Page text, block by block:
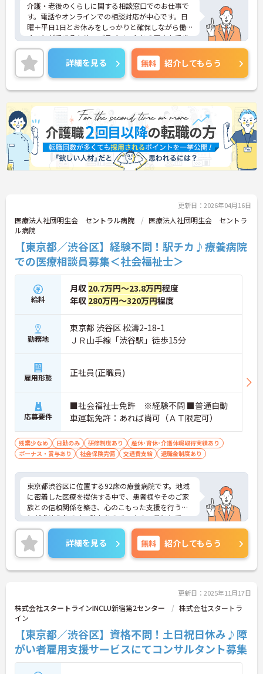
介護・老後のくらしに関する相談窓口でのお仕事で
す。電話やオンラインでの相談対応が中心です。日
曜＋平日1日とお休みをしっかりと確保しながら働
くことができるため、プライベートとの両立もでき
る環境です。福利厚生も充実しており、カフェテリ
アプランや誕生日ギフト、各種特別休暇（ボランテ
ィア休暇、リボンズ休暇など）が用意されていま
す。
これまでのご経験を活かしながら新たにコンシェル
ジュとしてお仕事しませんか？ご興味のある方に
は、面接対策ポイントなど、さらに詳細をお話しし
ますのでお気軽にご相談ください！
詳細を見る 無料 紹介してもらう
更新日：2026年04月16日
医療法人社団明生会 セントラル病院
医療法人社団明生会 セントラ
ル病院
【東京都／渋谷区】経験不問！駅チカ♪療養病院
での医療相談員募集＜社会福祉士＞
給料
月収 20.7万円～23.8万円程度
年収 280万円～320万円程度
勤務地
東京都 渋谷区 松濤2-18-1
ＪＲ山手線「渋谷駅」徒歩15分
雇用形態 正社員(正職員)
応募要件
■社会福祉士免許 ※経験不問 ■普通自動
車運転免許：あれば尚可（ＡＴ限定可）
残業少なめ 日勤のみ 研修制度あり
産休･育休･介護休暇取得実績あり
ボーナス・賞与あり
社会保険完備 交通費支給 退職金制度あり
東京都渋谷区に位置する92床の療養病院です。地域
に密着した医療を提供する中で、患者様やそのご家
族との信頼関係を築き、心のこもった支援を行うこ
とが求められます。私たちのチームの一員として、
地域の方々の生活を支えるやりがいを感じながら働
くことができます。最寄駅より徒歩5分圏内の好立地
も魅力です。ご興味のある方には、面接対策ポイン
トなど、さらに詳細をお話ししますのでお気軽にご
相談ください！
詳細を見る 無料 紹介してもらう
更新日：2025年11月17日
株式会社スタートラインINCLU新宿第2センター
株式会社スタートラ
イン
【東京都／渋谷区】資格不問！土日祝日休み♪障
がい者雇用支援サービスにてコンサルタント募集